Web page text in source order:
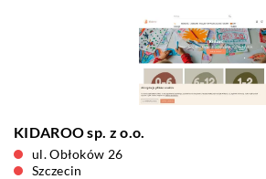
KIDAROO sp. z o.o.
ul. Obłoków 26
Szczecin